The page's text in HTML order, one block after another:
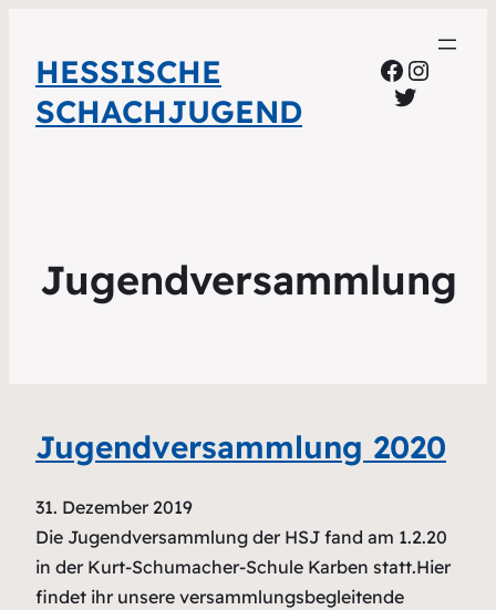
HESSISCHE
SCHACHJUGEND
Twitter
Jugendversammlung
Jugendversammlung 2020
31. Dezember 2019
Die Jugendversammlung der HSJ fand am 1.2.20
in der Kurt-Schumacher-Schule Karben statt.Hier
findet ihr unsere versammlungsbegleitende